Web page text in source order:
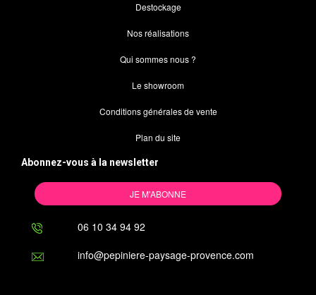
Destockage
Nos réalisations
Qui sommes nous ?
Le showroom
Conditions générales de vente
Plan du site
Abonnez-vous à la newsletter
JE M'ABONNE
06 10 34 94 92
info@pepiniere-paysage-provence.com